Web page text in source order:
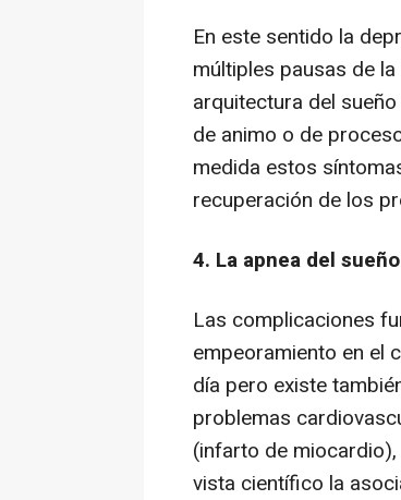
En este sentido la
múltiples pausas de
arquitectura del
de animo o de
medida estos
recuperación de los
4. La apnea del
Las complicaciones
empeoramiento en el
día pero existe
problemas
(infarto de
vista científico la